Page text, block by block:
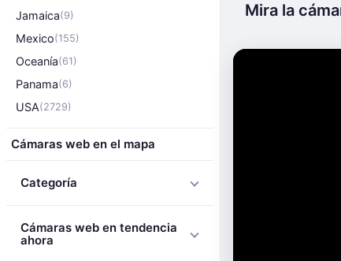
Jamaica(9)
Mexico(155)
Oceanía(61)
Panama(6)
USA(2729)
Cámaras web en el mapa
Categoría
Cámaras web en tendencia
ahora
Mira la